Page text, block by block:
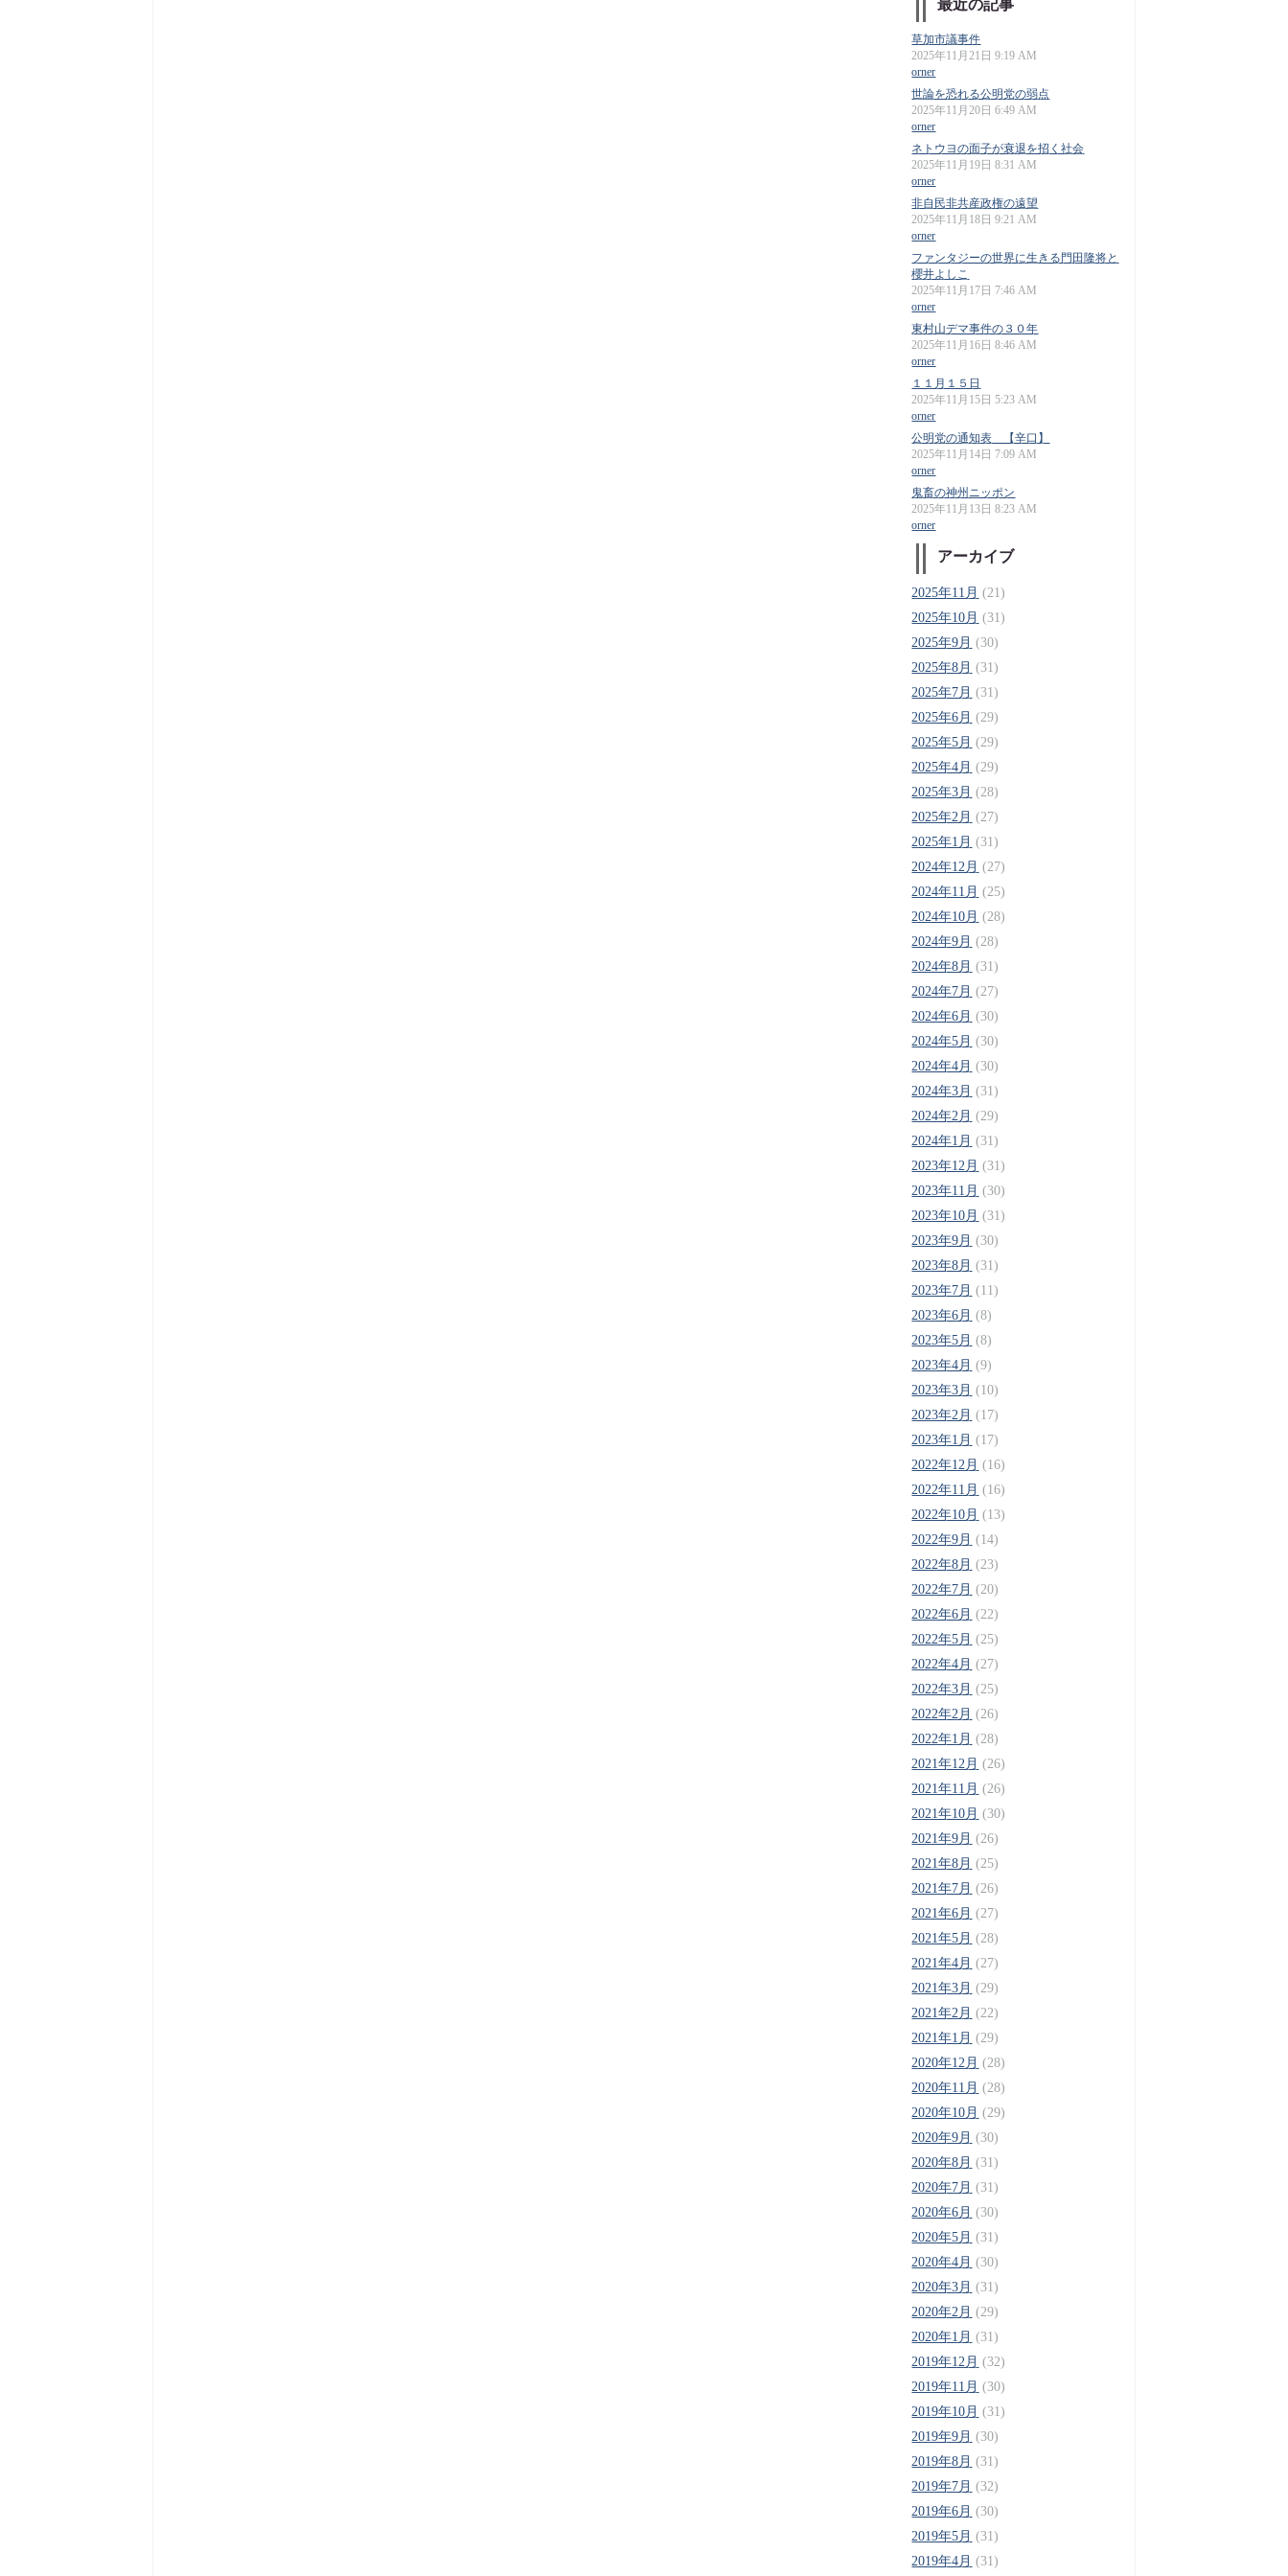
最近の記事
草加市議事件
2025年11月21日 9:19 AM
orner
世論を恐れる公明党の弱点
2025年11月20日 6:49 AM
orner
ネトウヨの面子が衰退を招く社会
2025年11月19日 8:31 AM
orner
非自民非共産政権の遠望
2025年11月18日 9:21 AM
orner
ファンタジーの世界に生きる門田隆将と
櫻井よしこ
2025年11月17日 7:46 AM
orner
東村山デマ事件の３０年
2025年11月16日 8:46 AM
orner
１１月１５日
2025年11月15日 5:23 AM
orner
公明党の通知表 【辛口】
2025年11月14日 7:09 AM
orner
鬼畜の神州ニッポン
2025年11月13日 8:23 AM
orner
アーカイブ
2025年11月 (21)
2025年10月 (31)
2025年9月 (30)
2025年8月 (31)
2025年7月 (31)
2025年6月 (29)
2025年5月 (29)
2025年4月 (29)
2025年3月 (28)
2025年2月 (27)
2025年1月 (31)
2024年12月 (27)
2024年11月 (25)
2024年10月 (28)
2024年9月 (28)
2024年8月 (31)
2024年7月 (27)
2024年6月 (30)
2024年5月 (30)
2024年4月 (30)
2024年3月 (31)
2024年2月 (29)
2024年1月 (31)
2023年12月 (31)
2023年11月 (30)
2023年10月 (31)
2023年9月 (30)
2023年8月 (31)
2023年7月 (11)
2023年6月 (8)
2023年5月 (8)
2023年4月 (9)
2023年3月 (10)
2023年2月 (17)
2023年1月 (17)
2022年12月 (16)
2022年11月 (16)
2022年10月 (13)
2022年9月 (14)
2022年8月 (23)
2022年7月 (20)
2022年6月 (22)
2022年5月 (25)
2022年4月 (27)
2022年3月 (25)
2022年2月 (26)
2022年1月 (28)
2021年12月 (26)
2021年11月 (26)
2021年10月 (30)
2021年9月 (26)
2021年8月 (25)
2021年7月 (26)
2021年6月 (27)
2021年5月 (28)
2021年4月 (27)
2021年3月 (29)
2021年2月 (22)
2021年1月 (29)
2020年12月 (28)
2020年11月 (28)
2020年10月 (29)
2020年9月 (30)
2020年8月 (31)
2020年7月 (31)
2020年6月 (30)
2020年5月 (31)
2020年4月 (30)
2020年3月 (31)
2020年2月 (29)
2020年1月 (31)
2019年12月 (32)
2019年11月 (30)
2019年10月 (31)
2019年9月 (30)
2019年8月 (31)
2019年7月 (32)
2019年6月 (30)
2019年5月 (31)
2019年4月 (31)